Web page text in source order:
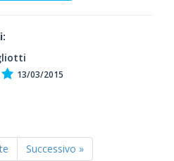
13/03/2015
Successivo »